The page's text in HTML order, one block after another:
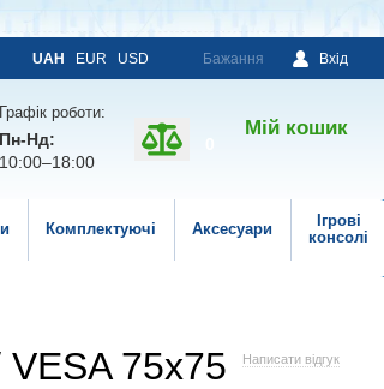
UAH EUR USD Бажання Вхід
Графік роботи:
Пн-Нд:
10:00–18:00
Мій кошик
Комплектуючі Аксесуари
Ігрові
консолі
75x75 Написати відгук